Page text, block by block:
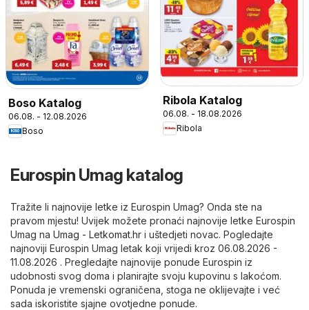
Boso Katalog
06.08. - 12.08.2026
Boso
Ribola Katalog
06.08. - 18.08.2026
Ribola
Eurospin Umag katalog
Tražite li najnovije letke iz Eurospin Umag? Onda ste na
pravom mjestu! Uvijek možete pronaći najnovije letke Eurospin
Umag na Umag - Letkomat.hr i uštedjeti novac. Pogledajte
najnoviji Eurospin Umag letak koji vrijedi kroz 06.08.2026 -
11.08.2026 . Pregledajte najnovije ponude Eurospin iz
udobnosti svog doma i planirajte svoju kupovinu s lakoćom.
Ponuda je vremenski ograničena, stoga ne oklijevajte i već
sada iskoristite sjajne ovotjedne ponude.